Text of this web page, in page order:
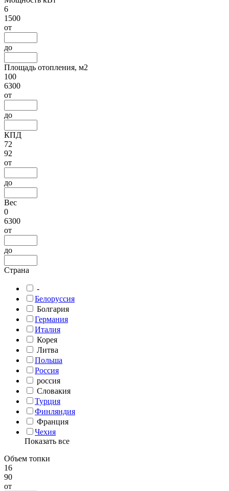
6
1500
от
до
Площадь отопления, м2
100
6300
от
до
КПД
72
92
от
до
Вес
0
6300
от
до
Страна
-
Белоруссия
Болгария
Германия
Италия
Корея
Литва
Польша
Россия
россия
Словакия
Турция
Финляндия
Франция
Чехия
Показать все
Объем топки
16
90
от